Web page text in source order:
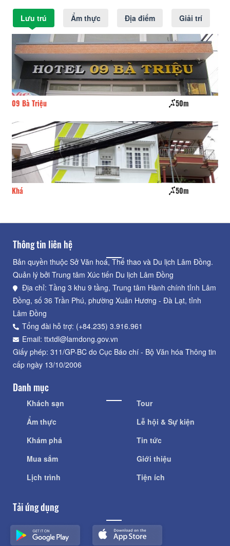
Lưu trú Ẩm thực Địa điểm Giải trí
09 Bà Triệu 50m
Khá 50m
Thông tin liên hệ
Bản quyền thuộc Sở Văn hoá, Thể thao và Du lịch Lâm Đồng.
Quản lý bởi Trung tâm Xúc tiến Du lịch Lâm Đồng
Địa chỉ: Tầng 3 khu 9 tầng, Trung tâm Hành chính tỉnh Lâm
Đồng, số 36 Trần Phú, phường Xuân Hương - Đà Lạt, tỉnh
Lâm Đồng
Tổng đài hỗ trợ: (+84.235) 3.916.961
Email: ttxtdl@lamdong.gov.vn
Giấy phép: 311/GP-BC do Cục Báo chí - Bộ Văn hóa Thông tin
cấp ngày 13/10/2006
Danh mục
Khách sạn
Ẩm thực
Khám phá
Mua sắm
Lịch trình
Tour
Lễ hội & Sự kiện
Tin tức
Giới thiệu
Tiện ích
Tải ứng dụng